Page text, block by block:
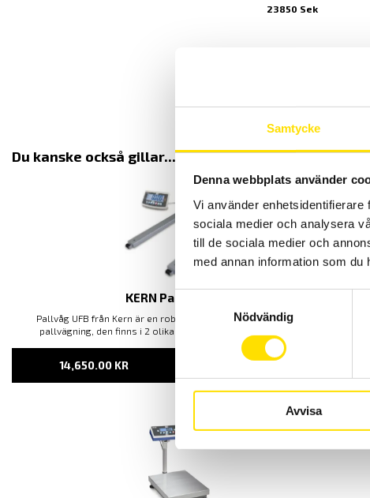
Samtycke
Denna webbplats använder
Vi använder
sociala medier och analysera
till de sociala medier och
med annan information som
Nödvändig
Avvisa
23850 Sek
Du kanske också gillar...
KERN Pallvåg UFB
Pallvåg UFB från Kern är en robust och mycket prisvärd våg för
pallvägning, den finns i 2 olika kapaciteter [0,6 ton och 1,5ton]
14,650.00 KR LÄS MER